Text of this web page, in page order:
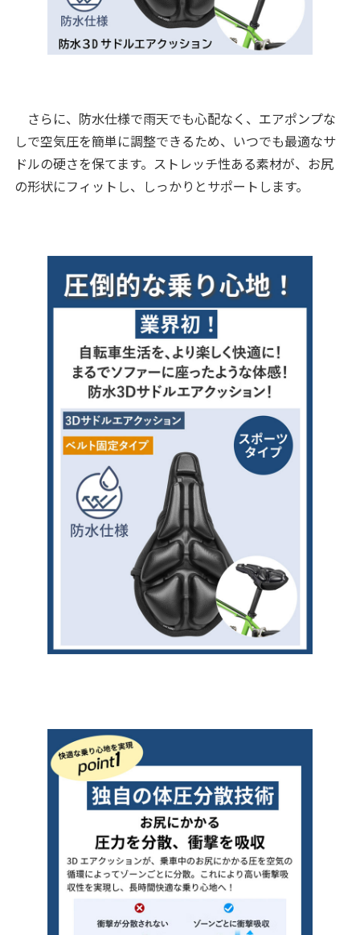
さらに、防水仕様で雨天でも心配なく、エアポンプな
しで空気圧を簡単に調整できるため、いつでも最適なサ
ドルの硬さを保てます。ストレッチ性ある素材が、お尻
の形状にフィットし、しっかりとサポートします。